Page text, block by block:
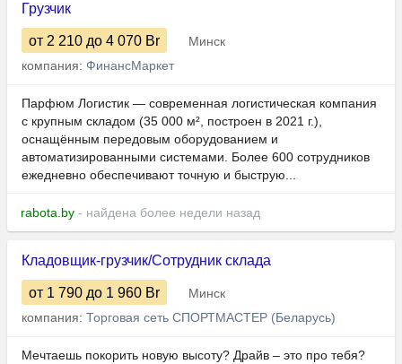
Грузчик
от 2 210 до 4 070 Br
Минск
компания: ФинансМаркет
Парфюм Логистик — современная логистическая компания
с крупным складом (35 000 м², построен в 2021 г.),
оснащённым передовым оборудованием и
автоматизированными системами. Более 600 сотрудников
ежедневно обеспечивают точную и быструю...
rabota.by - найдена более недели назад
Кладовщик-грузчик/Сотрудник склада
от 1 790 до 1 960 Br
Минск
компания: Торговая сеть СПОРТМАСТЕР (Беларусь)
Мечтаешь покорить новую высоту? Драйв – это про тебя?